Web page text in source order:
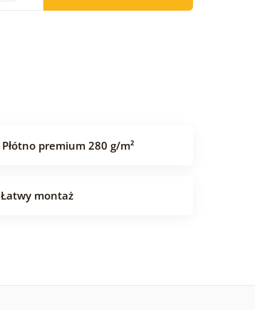
Płótno premium 280 g/m²
Łatwy montaż